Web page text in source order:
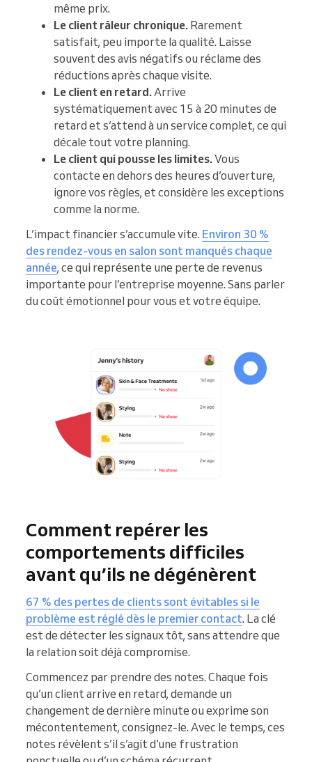
même prix.
Le client râleur chronique. Rarement
satisfait, peu importe la qualité. Laisse
souvent des avis négatifs ou réclame des
réductions après chaque visite.
Le client en retard.Arrive
systématiquement avec 15 à 20 minutes de
retard et s’attend à un service complet, ce qui
décale tout votre planning.
Le client qui pousse les limites.Vous
contacte en dehors des heures d’ouverture,
ignore vos règles, et considère les exceptions
comme la norme.
L’impact financier s’accumule vite. Environ 30 %
des rendez-vous en salon sont manqués chaque
année, ce qui représente une perte de revenus
importante pour l’entreprise moyenne. Sans parler
du coût émotionnel pour vous et votre équipe.
Comment repérer les
comportements difficiles
avant qu’ils ne dégénèrent
67 % des pertes de clients sont évitables si le
problème est réglé dès le premier contact. La clé
est de détecter les signaux tôt, sans attendre que
la relation soit déjà compromise.
Commencez par prendre des notes. Chaque fois
qu’un client arrive en retard, demande un
changement de dernière minute ou exprime son
mécontentement, consignez-le. Avec le temps, ces
notes révèlent s’il s’agit d’une frustration